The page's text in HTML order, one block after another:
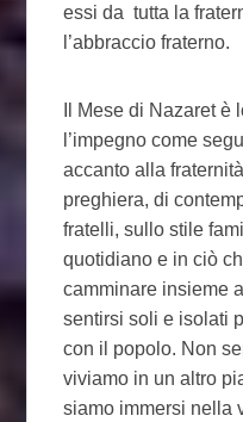
essi da tutta la
l’abbraccio fraterno.
Il Mese di Nazaret
l’impegno come
accanto alla
preghiera, di
fratelli, sullo stile
quotidiano e in ciò
camminare insieme
sentirsi soli e isolati
con il popolo. Non
viviamo in un altro
siamo immersi nella